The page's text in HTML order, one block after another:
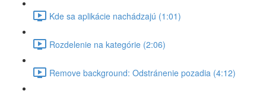
Kde sa aplikácie nachádzajú (1:01)
Rozdelenie na kategórie (2:06)
Remove background: Odstránenie pozadia (4:12)